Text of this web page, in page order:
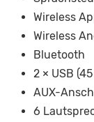
Wireless
Wireless
Bluetooth
2 × USB (45
AUX-
6